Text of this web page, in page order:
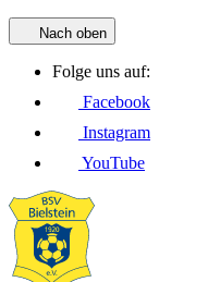
Nach oben
Folge uns auf:
Facebook
Instagram
YouTube